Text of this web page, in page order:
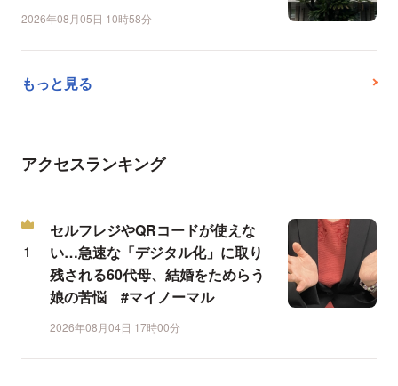
2026年08月05日 10時58分
もっと見る
アクセスランキング
セルフレジやQRコードが使えな
い…急速な「デジタル化」に取り
残される60代母、結婚をためらう
娘の苦悩 #マイノーマル
2026年08月04日 17時00分